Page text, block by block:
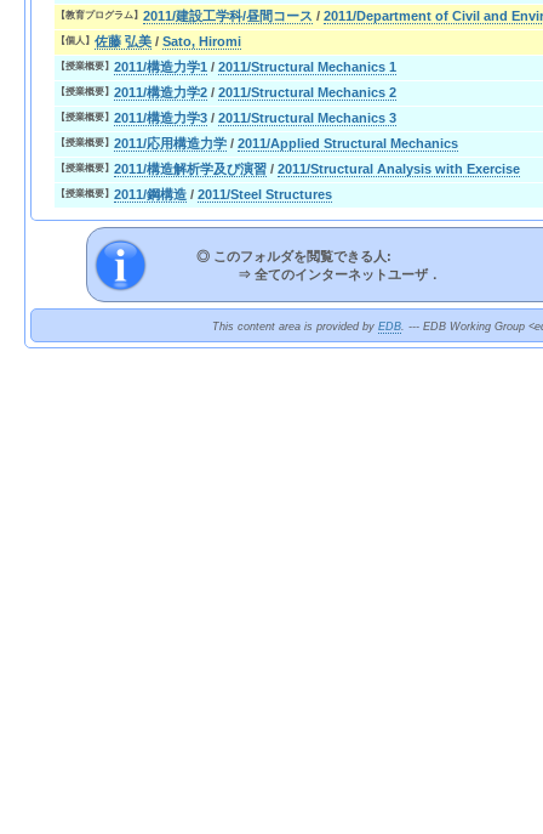
【教育プログラム】 2011/建設工学科/昼間コース / 2011/Department of Civil and
【個人】 佐藤 弘美 / Sato, Hiromi
【授業概要】 2011/構造力学1 / 2011/Structural Mechanics 1
【授業概要】 2011/構造力学2 / 2011/Structural Mechanics 2
【授業概要】 2011/構造力学3 / 2011/Structural Mechanics 3
【授業概要】 2011/応用構造力学 / 2011/Applied Structural Mechanics
【授業概要】 2011/構造解析学及び演習 / 2011/Structural Analysis with Exercise
【授業概要】 2011/鋼構造 / 2011/Steel Structures
◎ このフォルダを閲覧できる人:
⇒ 全てのインターネットユーザ．
This content area is provided by EDB. --- EDB Working Group